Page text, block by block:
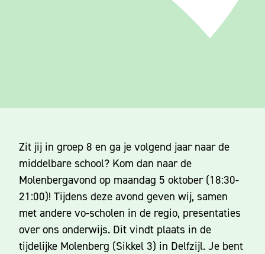
Zit jij in groep 8 en ga je volgend jaar naar de
middelbare school? Kom dan naar de
Molenbergavond op maandag 5 oktober (18:30-
21:00)! Tijdens deze avond geven wij, samen
met andere vo-scholen in de regio, presentaties
over ons onderwijs. Dit vindt plaats in de
tijdelijke Molenberg (Sikkel 3) in Delfzijl. Je bent